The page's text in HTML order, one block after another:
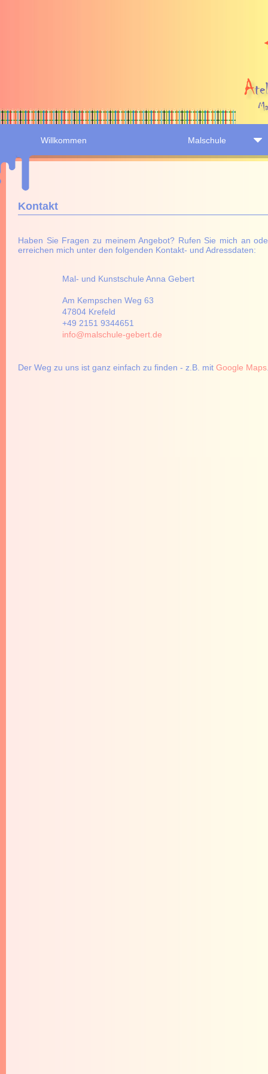
Willkommen Malschule
Kontakt
Haben Sie Fragen zu meinem Angebot? Rufen Sie mich an
erreichen mich unter den folgenden Kontakt- und Adressdaten:
Mal- und Kunstschule Anna Gebert
Am Kempschen Weg 63
47804 Krefeld
+49 2151 9344651
info@malschule-gebert.de
Der Weg zu uns ist ganz einfach zu finden - z.B. mit Google Maps